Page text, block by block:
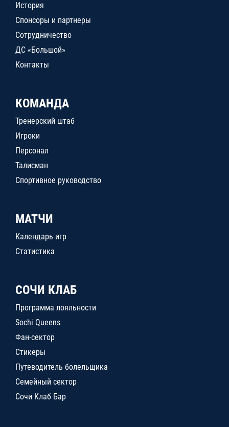
История
Спонсоры и партнеры
Сотрудничество
ДС «Большой»
Контакты
КОМАНДА
Тренерский штаб
Игроки
Персонал
Талисман
Спортивное руководство
МАТЧИ
Календарь игр
Статистика
СОЧИ КЛАБ
Программа лояльности
Sochi Queens
Фан-сектор
Стикеры
Путеводитель болельщика
Семейный сектор
Сочи Клаб Бар